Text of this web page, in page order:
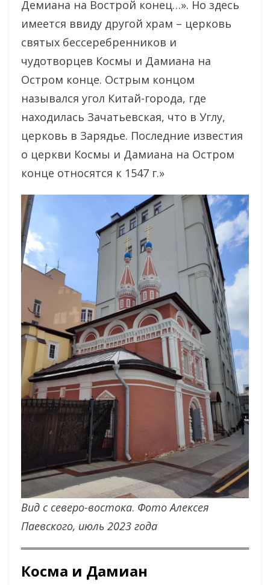
Демиана на Вострой конец…». Но здесь
имеется ввиду другой храм – церковь
святых бессеребренников и
чудотворцев Космы и Дамиана на
Остром конце. Острым концом
назывался угол Китай-города, где
находилась Зачатьевская, что в Углу,
церковь в Зарядье. Последние известия
о церкви Космы и Дамиана на Остром
конце относятся к 1547 г.»
Вид с северо-востока. Фото Алексея
Паевского, июль 2023 года
Косма и Дамиан